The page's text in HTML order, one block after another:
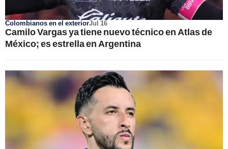
Colombianos en el exteriorJul 16
Camilo Vargas ya tiene nuevo técnico en Atlas de
México; es estrella en Argentina